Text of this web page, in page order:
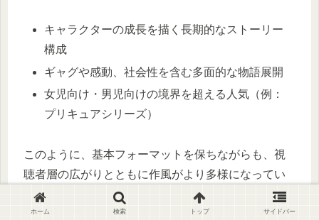
キャラクターの成長を描く長期的なストーリー
構成
ギャグや感動、社会性を含む多面的な物語展開
女児向け・男児向けの境界を超える人気（例：
プリキュアシリーズ）
このように、基本フォーマットを保ちながらも、視
聴者層の広がりとともに作風がより多様になってい
きました。
ホーム 検索 トップ サイドバー